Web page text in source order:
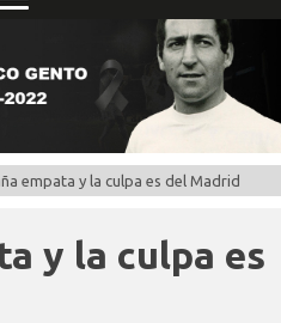
empata y la culpa es del Madrid
y la culpa es